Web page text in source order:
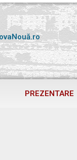
PREZENTARE